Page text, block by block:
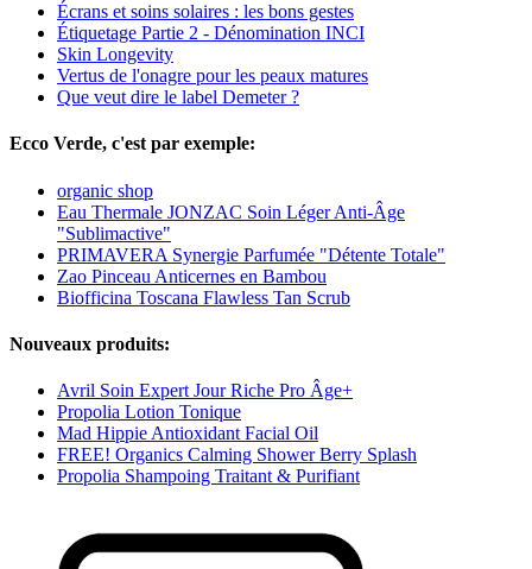
Écrans et soins solaires : les bons gestes
Étiquetage Partie 2 - Dénomination INCI
Skin Longevity
Vertus de l'onagre pour les peaux matures
Que veut dire le label Demeter ?
Ecco Verde, c'est par exemple:
organic shop
Eau Thermale JONZAC Soin Léger Anti-Âge
"Sublimactive"
PRIMAVERA Synergie Parfumée "Détente Totale"
Zao Pinceau Anticernes en Bambou
Biofficina Toscana Flawless Tan Scrub
Nouveaux produits:
Avril Soin Expert Jour Riche Pro Âge+
Propolia Lotion Tonique
Mad Hippie Antioxidant Facial Oil
FREE! Organics Calming Shower Berry Splash
Propolia Shampoing Traitant & Purifiant